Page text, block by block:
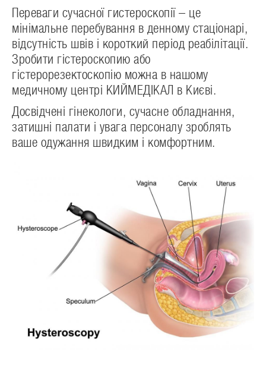
Переваги сучасної гистероскопії – це
мінімальне перебування в денному стаціонарі,
відсутність швів і короткий період реабілітації.
Зробити гістероскопию або
гістерорезектоскопію можна в нашому
медичному центрі КИЙМЕДІКАЛ в Києві.
Досвідчені гінекологи, сучасне обладнання,
затишні палати і увага персоналу зроблять
ваше одужання швидким і комфортним.